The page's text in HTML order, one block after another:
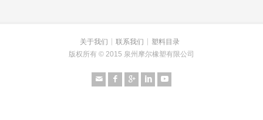
关于我们 联系我们
塑料目录
版权所有 © 2015 泉州摩尔橡塑有限公司